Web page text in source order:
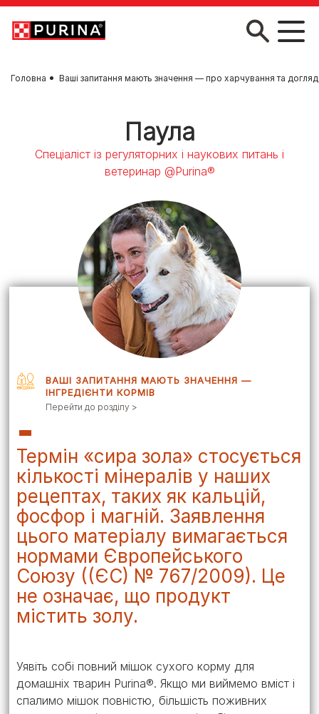
Skip to main content
Головна Ваші запитання мають значення — про харчування та
Паула
Спеціаліст із регуляторних і наукових питань і
ветеринар @Purina®
ВАШІ ЗАПИТАННЯ МАЮТЬ ЗНАЧЕННЯ —
ІНГРЕДІЄНТИ КОРМІВ
Перейти до розділу >
Термін «сира зола» стосується
кількості мінералів у наших
рецептах, таких як кальцій,
фосфор і магній. Заявлення
цього матеріалу вимагається
нормами Європейського
Союзу ((ЄС) № 767/2009). Це
не означає, що продукт
містить золу.
Уявіть собі повний мішок сухого корму для
домашніх тварин Purina®. Якщо ми виймемо вміст і
спалимо мішок повністю, більшість поживних